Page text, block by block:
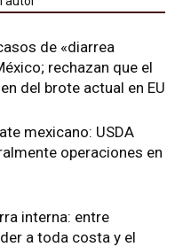
de «diarrea
rechazan que el
del brote actual en EU
mexicano: USDA
operaciones en
interna: entre
a toda costa y el